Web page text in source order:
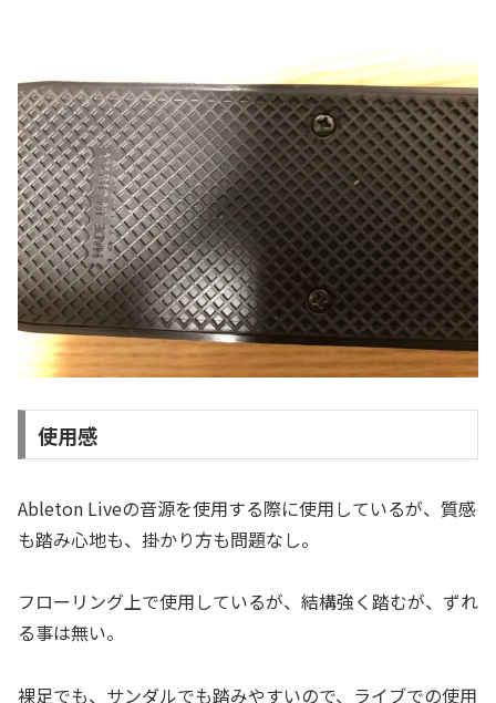
使用感
Ableton Liveの音源を使用する際に使用しているが、質感
も踏み心地も、掛かり方も問題なし。
フローリング上で使用しているが、結構強く踏むが、ずれ
る事は無い。
裸足でも、サンダルでも踏みやすいので、ライブでの使用